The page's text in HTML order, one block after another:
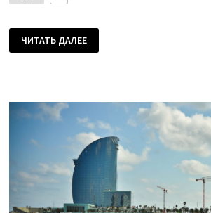
ТАМ,
ГДЕ
РОДИЛСЯ
ЧИТАТЬ ДАЛЕЕ